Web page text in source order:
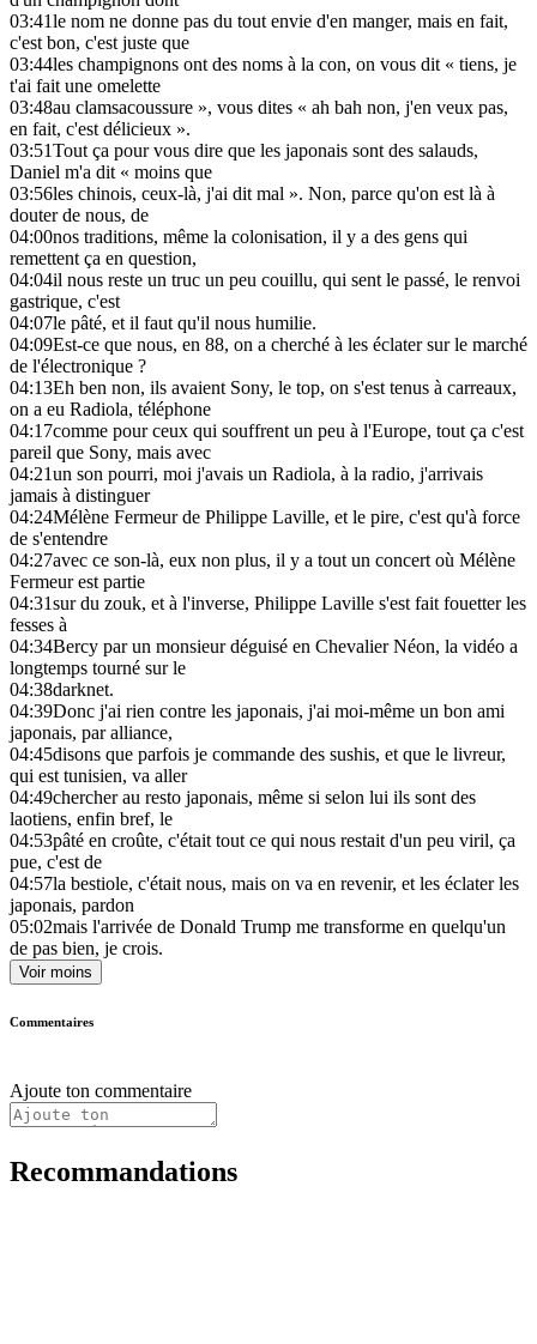
03:41le nom ne donne pas du tout envie d'en manger, mais en fait,
c'est bon, c'est juste que
03:44les champignons ont des noms à la con, on vous dit « tiens, je
t'ai fait une omelette
03:48au clamsacoussure », vous dites « ah bah non, j'en veux pas,
en fait, c'est délicieux ».
03:51Tout ça pour vous dire que les japonais sont des salauds,
Daniel m'a dit « moins que
03:56les chinois, ceux-là, j'ai dit mal ». Non, parce qu'on est là à
douter de nous, de
04:00nos traditions, même la colonisation, il y a des gens qui
remettent ça en question,
04:04il nous reste un truc un peu couillu, qui sent le passé, le renvoi
gastrique, c'est
04:07le pâté, et il faut qu'il nous humilie.
04:09Est-ce que nous, en 88, on a cherché à les éclater sur le marché
de l'électronique ?
04:13Eh ben non, ils avaient Sony, le top, on s'est tenus à carreaux,
on a eu Radiola, téléphone
04:17comme pour ceux qui souffrent un peu à l'Europe, tout ça c'est
pareil que Sony, mais avec
04:21un son pourri, moi j'avais un Radiola, à la radio, j'arrivais
jamais à distinguer
04:24Mélène Fermeur de Philippe Laville, et le pire, c'est qu'à force
de s'entendre
04:27avec ce son-là, eux non plus, il y a tout un concert où Mélène
Fermeur est partie
04:31sur du zouk, et à l'inverse, Philippe Laville s'est fait fouetter les
fesses à
04:34Bercy par un monsieur déguisé en Chevalier Néon, la vidéo a
longtemps tourné sur le
04:38darknet.
04:39Donc j'ai rien contre les japonais, j'ai moi-même un bon ami
japonais, par alliance,
04:45disons que parfois je commande des sushis, et que le livreur,
qui est tunisien, va aller
04:49chercher au resto japonais, même si selon lui ils sont des
laotiens, enfin bref, le
04:53pâté en croûte, c'était tout ce qui nous restait d'un peu viril, ça
pue, c'est de
04:57la bestiole, c'était nous, mais on va en revenir, et les éclater les
japonais, pardon
05:02mais l'arrivée de Donald Trump me transforme en quelqu'un
de pas bien, je crois.
Voir moins
Commentaires
Ajoute ton commentaire
Recommandations